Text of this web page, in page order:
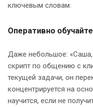
ключевым словам.
Оперативно
Даже небольшое:
скрипт по общению с
текущей задачи, он
концентрируется на
научится, если не